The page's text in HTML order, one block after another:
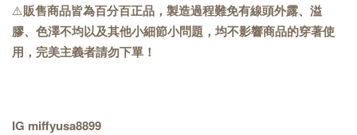
⚠️販售商品皆為百分百正品，製造過程難免有線頭外露、溢
膠、色澤不均以及其他小細節小問題，均不影響商品的穿著使
用，完美主義者請勿下單！
IG miffyusa8899